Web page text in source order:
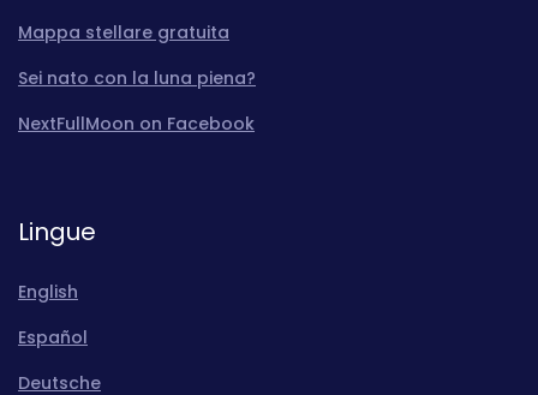
Mappa stellare gratuita
Sei nato con la luna piena?
NextFullMoon on Facebook
Lingue
English
Español
Deutsche